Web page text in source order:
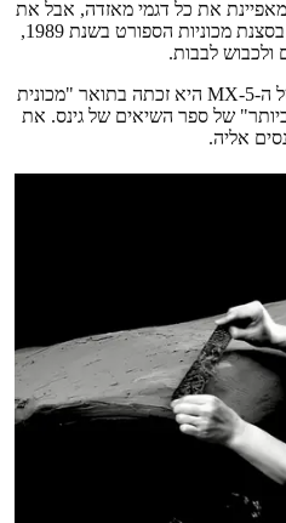
את כל דגמי מאזדה, אבל את
ה-MX-5 במיוחד. מאז נחיתתה בסצנת מכוניות הספורט בשנת 1989,
בזכות כוח המשיכה העוצמתי של ה-MX-5 היא זכתה בתואר "מכונית
של ספר השיאים של גינס. את
אליה.